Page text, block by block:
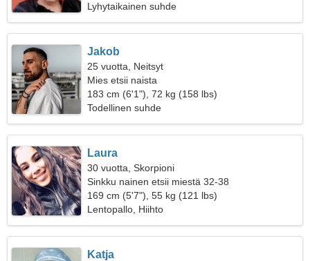
Lyhytaikainen suhde
Jakob
25 vuotta, Neitsyt
Mies etsii naista
183 cm (6'1"), 72 kg (158 lbs)
Todellinen suhde
Laura
30 vuotta, Skorpioni
Sinkku nainen etsii miestä 32-38
169 cm (5'7"), 55 kg (121 lbs)
Lentopallo, Hiihto
Katja